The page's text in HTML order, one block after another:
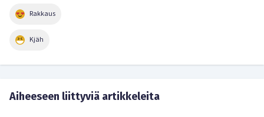
Rakkaus
Kjäh
Aiheeseen liittyviä artikkeleita